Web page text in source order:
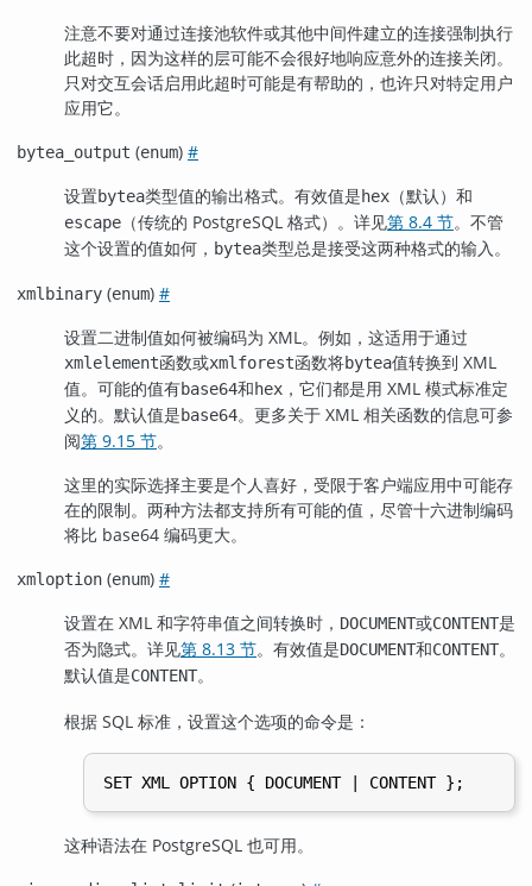
注意不要对通过连接池软件或其他中间件建立的连接强制执行
此超时，因为这样的层可能不会很好地响应意外的连接关闭。
只对交互会话启用此超时可能是有帮助的，也许只对特定用户
应用它。
bytea_output (enum) #
设置bytea类型值的输出格式。有效值是hex （默认）和
escape （传统的 PostgreSQL 格式）。详见第 8.4 节。不管
这个设置的值如何， bytea类型总是接受这两种格式的输入。
xmlbinary (enum) #
设置二进制值如何被编码为 XML。例如，这适用于通过
xmlelement函数或xmlforest函数将bytea值转换到 XML
值。可能的值有base64和hex ，它们都是用 XML 模式标准定
义的。默认值是base64。更多关于 XML 相关函数的信息可参
阅第 9.15 节。
这里的实际选择主要是个人喜好，受限于客户端应用中可能存
在的限制。两种方法都支持所有可能的值，尽管十六进制编码
将比 base64 编码更大。
xmloption (enum) #
设置在 XML 和字符串值之间转换时， DOCUMENT或CONTENT是
否为隐式。详见第 8.13 节。有效值是DOCUMENT和CONTENT。
默认值是CONTENT。
根据 SQL 标准，设置这个选项的命令是：
这种语法在 PostgreSQL 也可用。